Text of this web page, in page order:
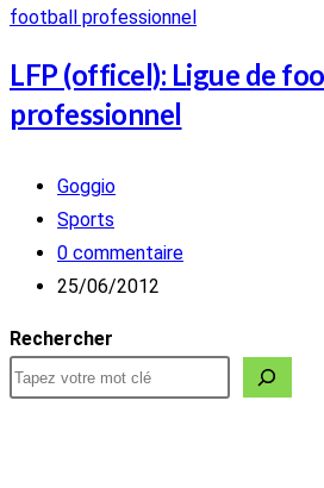
LFP (officel): Ligue de
professionnel
Auteur/autrice
de
la
publication :
Goggio
Post
category:
Sports
Commentaires
de
publication :
0 commentaire
Publication
25/06/2012
Rechercher